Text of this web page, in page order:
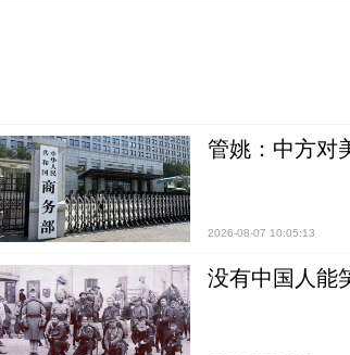
管姚：中方对
2026-08-07 10:05:13
没有中国人能